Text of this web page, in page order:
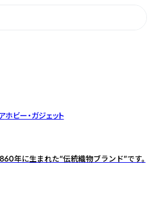
ホビー・ガジェット
年に生まれた“伝統織物ブランド”です。